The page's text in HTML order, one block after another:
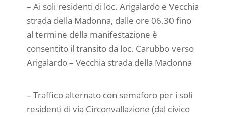
– Ai soli residenti di loc. Arigalardo e Vecchia
strada della Madonna, dalle ore 06.30 fino
al termine della manifestazione è
consentito il transito da loc. Carubbo verso
Arigalardo – Vecchia strada della Madonna
– Traffico alternato con semaforo per i soli
residenti di via Circonvallazione (dal civico